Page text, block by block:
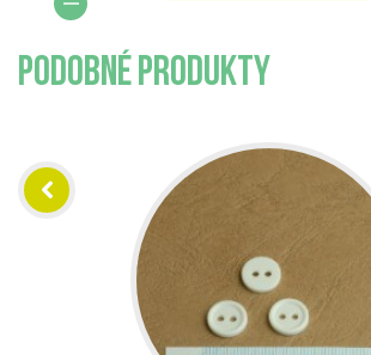
PODOBNÉ PRODUKTY